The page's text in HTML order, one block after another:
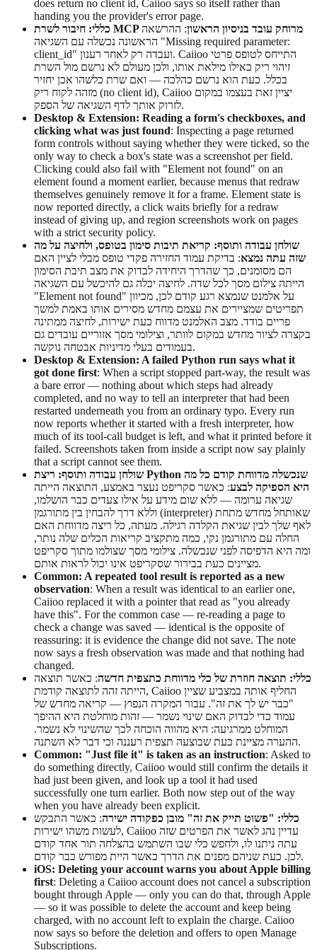
does return no client id, Caiioo says so itself rather than
handing you the provider's error page.
כללי: חיבור לשרת MCP מרוחק עובד בניסיון הראשון: ההרשאה
הראשונה נכשלה עם השגיאה "Missing required parameter:
client_id" ועבדה רק לאחר רענון. Caiioo התייחס לטופס פרטי
זיהוי ריק כאילו מילאת אותו, ולכן מעולם לא נרשם מול השרת
בכלל. כעת הוא נרשם כהלכה — ואם שרת כלשהו אכן יחזיר
מזהה לקוח ריק (no client id), Caiioo יציין זאת בעצמו במקום
לזרוק אותך לדף השגיאה של הספק.
Desktop & Extension: Reading a form's checkboxes, and
clicking what was just found: Inspecting a page returned
form controls without saying whether they were ticked, so the
only way to check a box's state was a screenshot per field.
Clicking could also fail with "Element not found" on an
element found a moment earlier, because menus that redraw
themselves genuinely remove it for a frame. Element state is
now reported directly, a click waits briefly for a redraw
instead of giving up, and region screenshots work on pages
with a strict security policy.
שולחן עבודה ותוסף: קריאת תיבות סימון בטופס, ולחיצה על מה
שזה עתה נמצא: בדיקת עמוד החזירה פקדי טופס מבלי לציין האם
הם מסומנים, כך שהדרך היחידה לבדוק את מצב תיבת הסימון
הייתה צילום מסך לכל שדה. לחיצה יכלה גם להיכשל עם השגיאה
"Element not found" על אלמנט שנמצא רגע קודם לכן, מכיוון
תפריטים שמציירים את עצמם מחדש מסירים אותו באמת למשך
פריים בודד. מצב האלמנט מדווח כעת ישירות, לחיצה ממתינה
בקצרה לציור מחדש במקום לוותר, וצילומי מסך אזוריים עובדים גם
בעמודים בעלי מדיניות אבטחה נוקשה.
Desktop & Extension: A failed Python run says what it
got done first: When a script stopped part-way, the result was
a bare error — nothing about which steps had already
completed, and no way to tell an interpreter that had been
restarted underneath you from an ordinary typo. Every run
now reports whether it started with a fresh interpreter, how
much of its tool-call budget is left, and what it printed before it
failed. Screenshots taken from inside a script now say plainly
that a script cannot see them.
שולחן עבודה ותוסף: ריצת Python שנכשלה מדווחת קודם כל מה
היא הספיקה לבצע: כאשר סקריפט נעצר באמצע, התוצאה הייתה
שגיאה ערומה — ללא שום מידע על אילו צעדים כבר הושלמו,
וללא דרך להבחין בין מתורגמן (interpreter) שאותחל מחדש מתחת
לאף שלך לבין שגיאת הקלדה רגילה. מעתה, כל ריצה מדווחת האם
החלה עם מתורגמן נקי, כמה מתקציב קריאות הכלים שלה נותר,
ומה היא הדפיסה לפני שנכשלה. צילומי מסך שצולמו מתוך סקריפט
מציינים כעת בבירור שסקריפט אינו יכול לראות אותם.
Common: A repeated tool result is reported as a new
observation: When a result was identical to an earlier one,
Caiioo replaced it with a pointer that read as "you already
have this". For the common case — re-reading a page to
check a change was saved — identical is the opposite of
reassuring: it is evidence the change did not save. The note
now says a fresh observation was made and that nothing had
changed.
כללי: תוצאה חוזרת של כלי מדווחת כתצפית חדשה: כאשר תוצאה
הייתה זהה לתוצאה קודמת, Caiioo החליף אותה במצביע שציין
"כבר יש לך את זה". עבור המקרה הנפוץ — קריאה מחדש של
עמוד כדי לבדוק האם שינוי נשמר — זהות מוחלטת היא ההיפך
המוחלט ממרגיעה: היא מהווה הוכחה לכך שהשינוי לא נשמר.
ההערה מציינת כעת שבוצעה תצפית רעננה וכי דבר לא השתנה.
Common: "Just file it" is taken as an instruction: Asked to
do something directly, Caiioo would still confirm the details it
had just been given, and look up a tool it had used
successfully one turn earlier. Both now step out of the way
when you have already been explicit.
כללי: "פשוט תייק את זה" מובן כפקודה ישירה: כאשר התבקש
לעשות משהו ישירות, Caiioo עדיין נהג לאשר את הפרטים שזה
עתה ניתנו לו, ולחפש כלי שבו השתמש בהצלחה תור אחד קודם
לכן. כעת שניהם מפנים את הדרך כאשר היית מפורש כבר קודם.
iOS: Deleting your account warns you about Apple billing
first: Deleting a Caiioo account does not cancel a subscription
bought through Apple — only you can do that, through Apple
— so it was possible to delete the account and keep being
charged, with no account left to explain the charge. Caiioo
now says so before the deletion and offers to open Manage
Subscriptions.